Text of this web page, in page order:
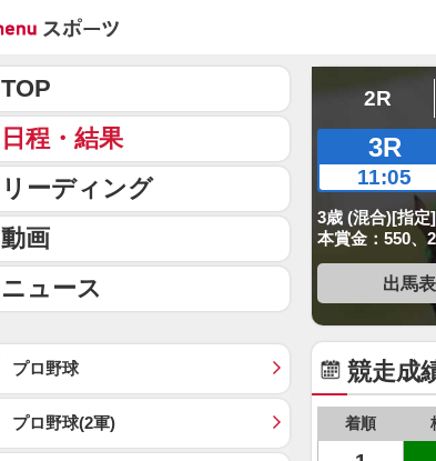
2R
3R
11:05
3歳 (混合)[指定
本賞金：550、
出馬表
競走成
着順
TOP
日程・結果
リーディング
動画
ニュース
プロ野球
プロ野球(2軍)